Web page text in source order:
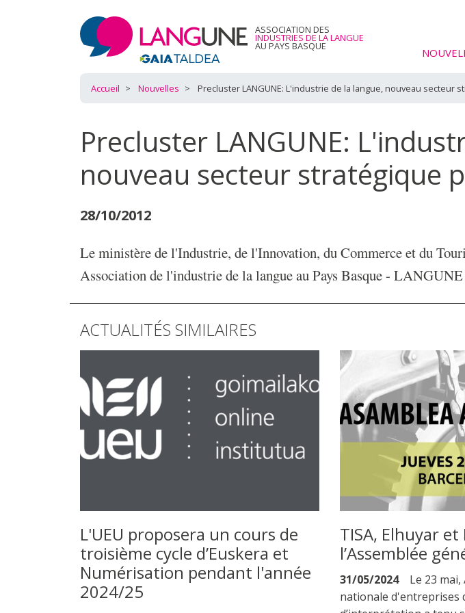
ASSOCIATION DES
INDUSTRIES DE LA LANGUE
AU PAYS BASQUE
Accueil Nouvelles Precluster LANGUNE: L'industrie de la langue, nouveau secteur
Precluster LANGUNE:
nouveau secteur stratégique
28/10/2012
Le ministère de l'Industrie, de l'Innovation, du Commerce et du
Association de l'industrie de la langue au Pays Basque -
ACTUALITÉS SIMILAIRES
L'UEU proposera un cours de
troisième cycle d’Euskera et
Numérisation pendant l'année
2024/25
TISA, Elhuyar et
l’Assemblée
31/05/2024
Le 23
nationale d'entreprises